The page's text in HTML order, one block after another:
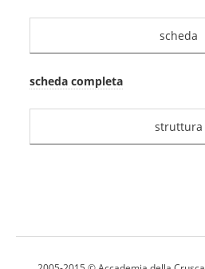
scheda
scheda completa
struttura